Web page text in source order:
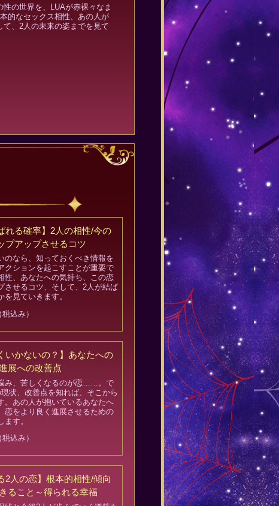
の世界を、LUAが赤裸々なま
的なセックス相性、あの人が
、2人の未来の姿までを見て
れる確率】2人の相性/今の
プアップさせるコツ
のなら、知っておくべき情報を
クションを起こすことが重要で
性、あなたへの気持ち、この恋
させるコツ、そして、2人が結ば
を見ていきます。
税込み）
いかないの？】あなたへの
展への改善点
み、苦しくなるのが恋……。で
状、改善点を知れば、そこから
。あの人が抱いているあなたへ
恋をより良く進展させるための
ます。
税込み）
2人の恋】根本的相性/傾向
ること～得られる幸福